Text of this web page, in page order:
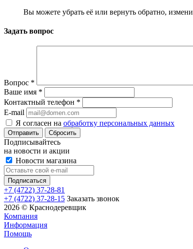
Вы можете убрать её или вернуть обратно,
Задать вопрос
Вопрос *
Ваше имя *
Контактный телефон *
E-mail
Я согласен на обработку персональных данных
Сбросить
Подписывайтесь
на новости и акции
Новости магазина
+7 (4722) 37-28-81
+7 (4722) 37-28-15 Заказать звонок
2026 © Краснодеревщик
Компания
Информация
Помощь